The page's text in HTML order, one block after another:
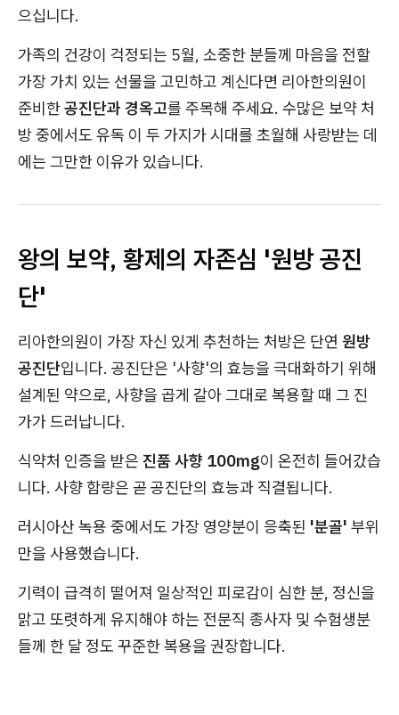
으십니다.
가족의 건강이 걱정되는 5월, 소중한 분들께 마음을 전할
가장 가치 있는 선물을 고민하고 계신다면 리아한의원이
준비한공진단과 경옥고를 주목해 주세요. 수많은 보약 처
방 중에서도 유독 이 두 가지가 시대를 초월해 사랑받는 데
에는 그만한 이유가 있습니다.
왕의 보약, 황제의 자존심 '원방 공진
단'
리아한의원이 가장 자신 있게 추천하는 처방은 단연 원방
공진단입니다. 공진단은 '사향'의 효능을 극대화하기 위해
설계된 약으로, 사향을 곱게 갈아 그대로 복용할 때 그 진
가가 드러납니다.
식약처 인증을 받은 진품 사향 100mg이 온전히 들어갔습
니다. 사향 함량은 곧 공진단의 효능과 직결됩니다.
러시아산 녹용 중에서도 가장 영양분이 응축된 '분골' 부위
만을 사용했습니다.
기력이 급격히 떨어져 일상적인 피로감이 심한 분, 정신을
맑고 또렷하게 유지해야 하는 전문직 종사자 및 수험생분
들께 한 달 정도 꾸준한 복용을 권장합니다.